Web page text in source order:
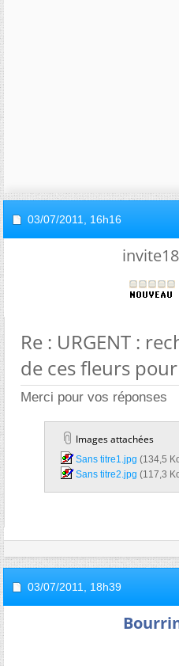
03/07/2011, 16h16
Re : URGENT :
de ces fleurs
Merci pour vos réponses
Images attachées
Sans titre1.jpg‎ (134,5
Sans titre2.jpg‎ (117,3
03/07/2011, 18h39